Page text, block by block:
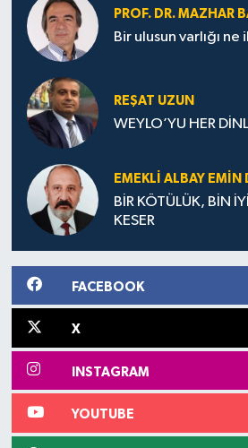
PROF. DR. MAZHAR
Bir ulusun varlığı
REŞAT UZUN
WEYLO’YU HER
EMEKLI ALBAY EMIN
BİR KÖTÜLÜK, BİN
KESER
FACEBOOK
X
INSTAGRAM
YOUTUBE